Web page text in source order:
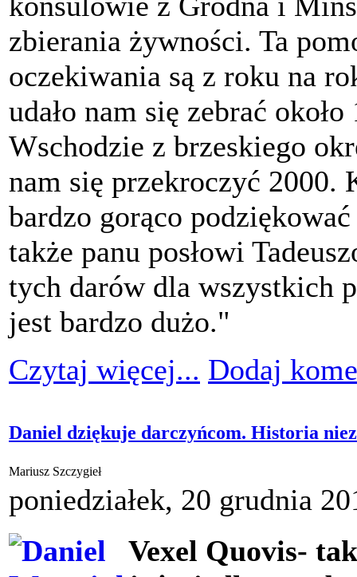
zbierania żywności. Ta
oczekiwania są z roku na
udało nam się zebrać
Wschodzie z brzeskiego
nam się przekroczyć 2000.
bardzo gorąco
także panu posłowi
tych darów dla wszystkich
jest bardzo dużo."
Czytaj więcej... Dodaj
Daniel dziękuje darczyńcom. Historia
Mariusz Szczygieł
poniedziałek, 20 grudnia
Vexel Quovis-